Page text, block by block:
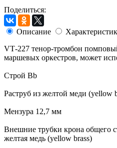
Поделиться:
Описание
VТ-227 тенор-тромбон
маршевых оркестров, может
Cтрой Bb
Раструб из желтой меди (yellow
Мензура 12,7 мм
Внешние трубки крона общего
желтая медь (yellow brass)